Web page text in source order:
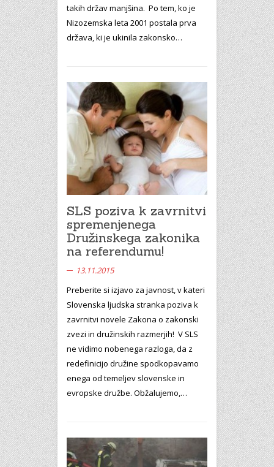
takih držav manjšina. Po tem, ko je
Nizozemska leta 2001 postala prva
država, ki je ukinila zakonsko…
SLS poziva k zavrnitvi
spremenjenega
Družinskega zakonika
na referendumu!
13.11.2015
Preberite si izjavo za javnost, v kateri
Slovenska ljudska stranka poziva k
zavrnitvi novele Zakona o zakonski
zvezi in družinskih razmerjih! V SLS
ne vidimo nobenega razloga, da z
redefinicijo družine spodkopavamo
enega od temeljev slovenske in
evropske družbe. Obžalujemo,…